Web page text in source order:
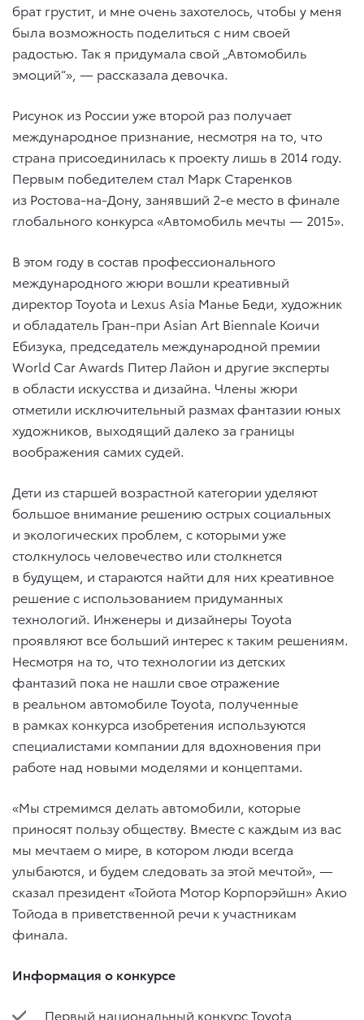
брат грустит, и мне очень захотелось, чтобы у меня
была возможность поделиться с ним своей
радостью. Так я придумала свой „Автомобиль
эмоций“», — рассказала девочка.
Рисунок из России уже второй раз получает
международное признание, несмотря на то, что
страна присоединилась к проекту лишь в 2014 году.
Первым победителем стал Марк Старенков
из Ростова-на-Дону, занявший 2-е место в финале
глобального конкурса «Автомобиль мечты — 2015».
В этом году в состав профессионального
международного жюри вошли креативный
директор Toyota и Lexus Asia Манье Беди, художник
и обладатель Гран-при Asian Art Biennale Коичи
Ебизука, председатель международной премии
World Car Awards Питер Лайон и другие эксперты
в области искусства и дизайна. Члены жюри
отметили исключительный размах фантазии юных
художников, выходящий далеко за границы
воображения самих судей.
Дети из старшей возрастной категории уделяют
большое внимание решению острых социальных
и экологических проблем, с которыми уже
столкнулось человечество или столкнется
в будущем, и стараются найти для них креативное
решение с использованием придуманных
технологий. Инженеры и дизайнеры Toyota
проявляют все больший интерес к таким решениям.
Несмотря на то, что технологии из детских
фантазий пока не нашли свое отражение
в реальном автомобиле Toyota, полученные
в рамках конкурса изобретения используются
специалистами компании для вдохновения при
работе над новыми моделями и концептами.
«Мы стремимся делать автомобили, которые
приносят пользу обществу. Вместе с каждым из вас
мы мечтаем о мире, в котором люди всегда
улыбаются, и будем следовать за этой мечтой», —
сказал президент «Тойота Мотор Корпорэйшн» Акио
Тойoда в приветственной речи к участникам
финала.
Информация о конкурсе
Первый национальный конкурс Toyota